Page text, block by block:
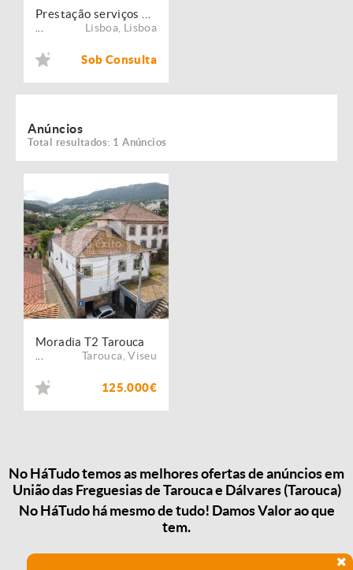
Lisboa Lisboa
Sob Consulta
Anúncios
Total resultados: 1 Anúncios
Moradia T2 Tarouca
Tarouca ,Viseu
125.000€
No HáTudo temos as melhores ofertas de anúncios em
União das Freguesias de Tarouca e Dálvares (Tarouca)
No HáTudo há mesmo de tudo! Damos Valor ao que
tem.